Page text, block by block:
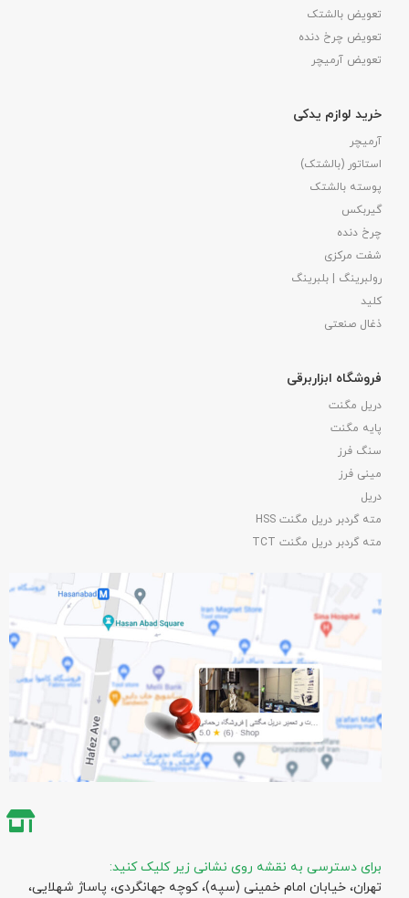
تعویض بالشتک​
تعویض چرخ دنده
تعویض آرمیچر
خرید لوازم یدکی
آرمیچر
استاتور (بالشتک)
پوسته بالشتک
گیربکس
چرخ دنده
شفت مرکزی
رولبرینگ | بلبرینگ
کلید
ذغال صنعتی
فروشگاه ابزاربرقی
دریل مگنت
پایه مگنت
سنگ فرز
مینی فرز
دریل
مته گردبر دریل مگنت HSS
مته گردبر دریل مگنت TCT
برای دسترسی به نقشه روی نشانی زیر کلیک کنید:
تهران، خیابان امام خمینی (سپه)، کوچه جهانگردی،‌ پاساژ شهلایی،